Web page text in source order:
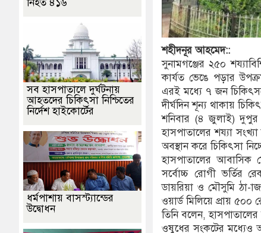
শহীদনূর আহমেদ::
সুনামগঞ্জের ২৫০
কার্যত ভেঙে পড়ার
এরই মধ্যে ৭ জন
দীর্ঘদিন শূন্য থাকায়
শনিবার (৪ জুলাই) দুপুর
হাসপাতালের শয্যা
অবস্থান করে চিকিৎসা
হাসপাতালের আবাসিক
সর্বোচ্চ রোগী ভর্তির
ডায়রিয়া ও মৌসুমি ঠা-
ওয়ার্ড মিলিয়ে প্রায় ৫০০
তিনি বলেন,
ওষুধের সংকটের মধ্যেও
সব হাসপাতালে দুর্ঘটনায়
আহতদের চিকিৎসা নিশ্চিতের
নির্দেশ হাইকোর্টের
ধর্মপাশায় বাসস্ট্যান্ডের
উদ্বোধন